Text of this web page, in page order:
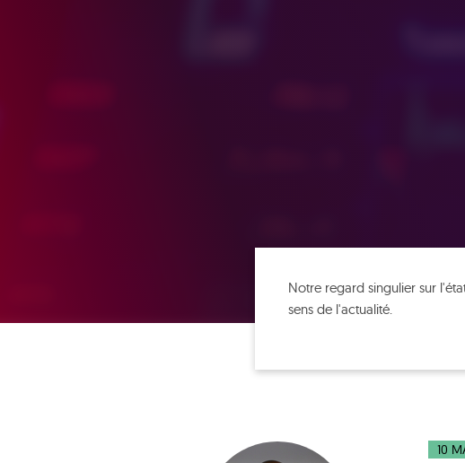
Notre regard singulier sur
sens de l'actualité.
10